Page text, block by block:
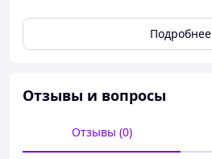
Подробнее
Отзывы и вопросы
Отзывы (0)